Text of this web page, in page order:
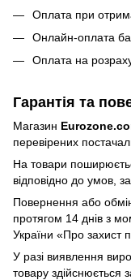
Оплата при
Онлайн-оплата
Оплата на
Гарантія та
Магазин
перевірених
На товари
відповідно до умов,
Повернення або
протягом 14 днів з
України «Про захист
У разі виявлення
товару здійснюється